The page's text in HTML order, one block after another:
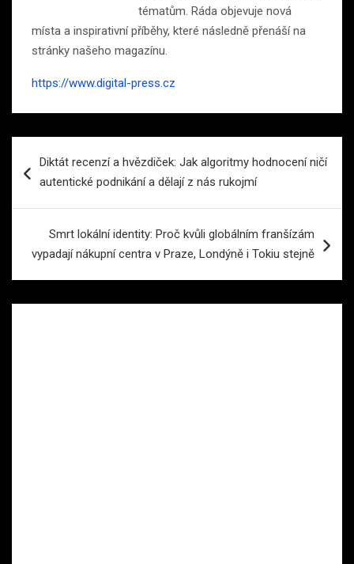
tématům. Ráda objevuje nová
místa a inspirativní příběhy, které následně přenáší na
stránky našeho magazínu.
https://www.digital-press.cz
proDiktát recenzí a hvězdiček: Jak algoritmy hodnocení ničí
autentické podnikání a dělají z nás rukojmí
Smrt lokální identity: Proč kvůli globálním franšízám
vypadají nákupní centra v Praze, Londýně i Tokiu stejně